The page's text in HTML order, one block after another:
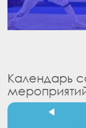
Календарь